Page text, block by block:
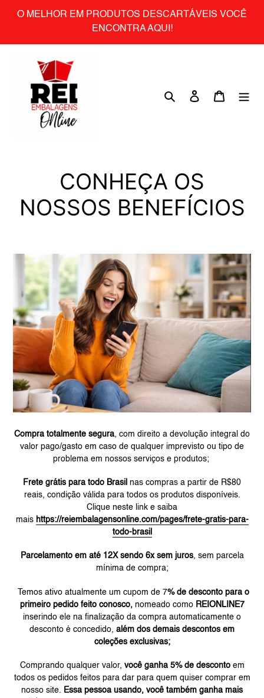
O MELHOR EM PRODUTOS DESCARTÁVEIS VOCÊ
ENCONTRA AQUI!
Search Log in Cart
CONHEÇA OS
NOSSOS BENEFÍCIOS
Compra totalmente segura, com direito a devolução integral do
valor pago/gasto em caso de qualquer imprevisto ou tipo de
problema em nossos serviços e produtos;
Frete grátis para todo Brasil nas compras a partir de R$80
reais, condição válida para todos os produtos disponíveis.
Clique neste link e saiba
mais https://reiembalagensonline.com/pages/frete-gratis-para-
todo-brasil
Parcelamento em até 12X sendo 6x sem juros, sem parcela
mínima de compra;
Temos ativo atualmente um cupom de 7% de desconto para o
primeiro pedido feito conosco, nomeado como REIONLINE7
inserindo ele na finalização da compra automaticamente o
desconto é concedido, além dos demais descontos em
coleções exclusivas;
Comprando qualquer valor, você ganha 5% de descontoem
todos os pedidos feitos para dar para quem quiser comprar em
nosso site. Essa pessoa usando, você também ganha mais